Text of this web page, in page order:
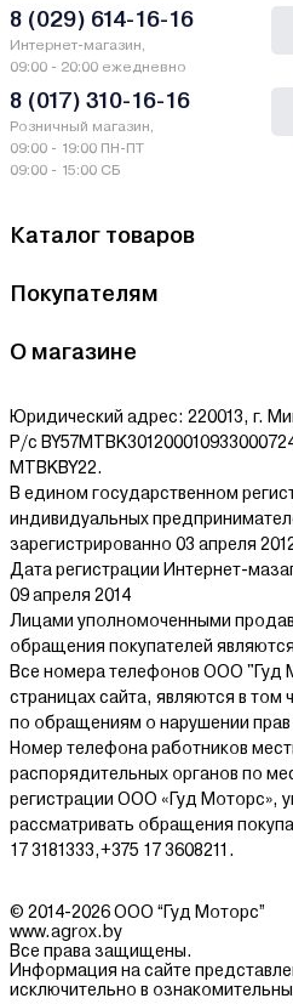
Каталог товаров
Покупателям
О магазине
Юридический адрес: 220013, г.
Р/с
MTBKBY22.
В едином государственном
индивидуальных
зарегистрированно 03 апреля
Дата регистрации Интернет-
09 апреля 2014
Лицами уполномоченными
обращения покупателей
Все номера телефонов ООО "Гуд
страницах сайта, являются в том
по обращениям о нарушении прав
Номер телефона работников
распорядительных органов по
регистрации ООО «Гуд Моторс»,
рассматривать обращения
17 3181333,+375 17 3608211.
8 (029) 614-16-16
Интернет-магазин,
09:00 - 20:00 ежедневно
8 (017) 310-16-16
Розничный магазин,
09:00 - 19:00 ПН-ПТ
09:00 - 15:00 СБ
© 2014-2026 ООО “Гуд Моторс”
www.agrox.by
Все права защищены.
Информация на сайте
исключительно в